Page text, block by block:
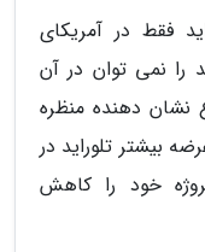
فقط در آمریکای
را نمی توان در آن
نشان دهنده منظره
بیشتر تلوراید در
خود را کاهش